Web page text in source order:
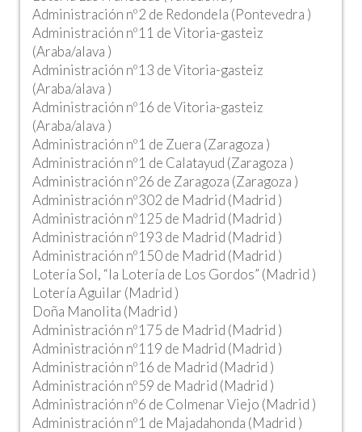
Administración nº2 de Redondela (Pontevedra )
Administración nº11 de Vitoria-gasteiz
(Araba/alava )
Administración nº13 de Vitoria-gasteiz
(Araba/alava )
Administración nº16 de Vitoria-gasteiz
(Araba/alava )
Administración nº1 de Zuera (Zaragoza )
Administración nº1 de Calatayud (Zaragoza )
Administración nº26 de Zaragoza (Zaragoza )
Administración nº302 de Madrid (Madrid )
Administración nº125 de Madrid (Madrid )
Administración nº193 de Madrid (Madrid )
Administración nº150 de Madrid (Madrid )
Lotería Sol, “la Lotería de Los Gordos” (Madrid )
Lotería Aguilar (Madrid )
Doña Manolita (Madrid )
Administración nº175 de Madrid (Madrid )
Administración nº119 de Madrid (Madrid )
Administración nº16 de Madrid (Madrid )
Administración nº59 de Madrid (Madrid )
Administración nº6 de Colmenar Viejo (Madrid )
Administración nº1 de Majadahonda (Madrid )